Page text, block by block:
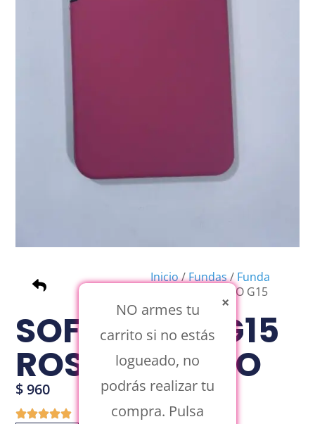
Inicio/Fundas/ Funda
/ SOFT MOTO G15
ROSA OSCURO
SOFT MOTO G15
ROSA OSCURO
$960
×
NO armes tu
carrito si no estás
logueado, no
podrás realizar tu
compra. Pulsa